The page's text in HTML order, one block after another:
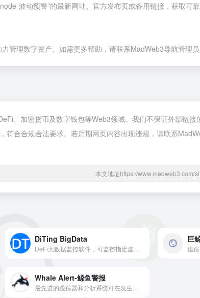
波动预警”的最新网址、官方发布页或备用链接，获取可
理数字资产。如需更多帮助，请联系MadWeb3导航管理员
、加密货币及数字钱包等Web3领域。我们不保证外部链接
合合规合法要求。若后期网页内容出现违规，请联系
本文地址https://www.madweb3.com/
DiTing BigData 巨
追
Whale Alert-鲸鱼警报